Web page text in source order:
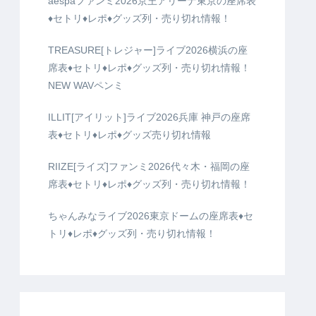
♦️セトリ♦️レポ♦️グッズ列・売り切れ情報！
TREASURE[トレジャー]ライブ2026横浜の座
席表♦️セトリ♦️レポ♦️グッズ列・売り切れ情報！
NEW WAVペンミ
ILLIT[アイリット]ライブ2026兵庫 神戸の座席
表♦️セトリ♦️レポ♦️グッズ売り切れ情報
RIIZE[ライズ]ファンミ2026代々木・福岡の座
席表♦️セトリ♦️レポ♦️グッズ列・売り切れ情報！
ちゃんみなライブ2026東京ドームの座席表♦️セ
トリ♦️レポ♦️グッズ列・売り切れ情報！